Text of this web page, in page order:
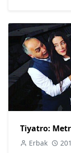
Tiyatro:
Erbak